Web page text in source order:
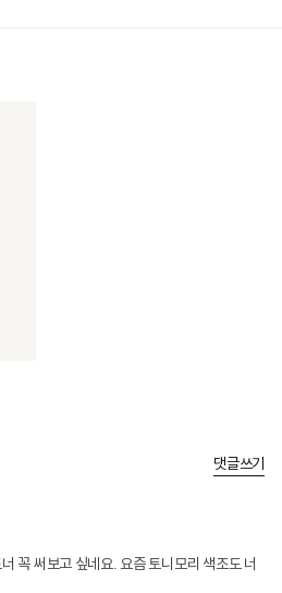
댓글쓰기
꼭 써보고 싶네요. 요즘 토니모리 색조도 너